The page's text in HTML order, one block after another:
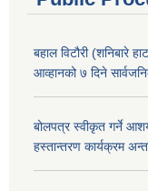
बहाल विटौरी (शनिबारे
आव्हानको ७ दिने
बोलपत्र स्वीकृत गर्ने
हस्तान्तरण कार्यक्रम